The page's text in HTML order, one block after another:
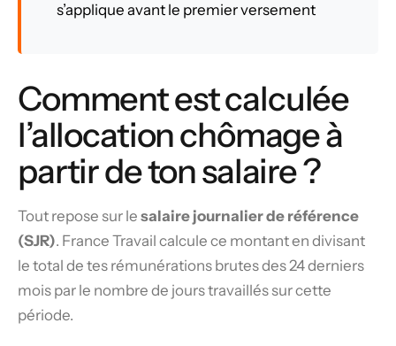
s’applique avant le premier versement
Comment est calculée
l’allocation chômage à
partir de ton salaire ?
Tout repose sur le salaire journalier de référence
(SJR). France Travail calcule ce montant en divisant
le total de tes rémunérations brutes des 24 derniers
mois par le nombre de jours travaillés sur cette
période.